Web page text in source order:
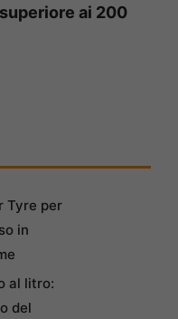
ai 200
Tyre per
in
al litro:
del